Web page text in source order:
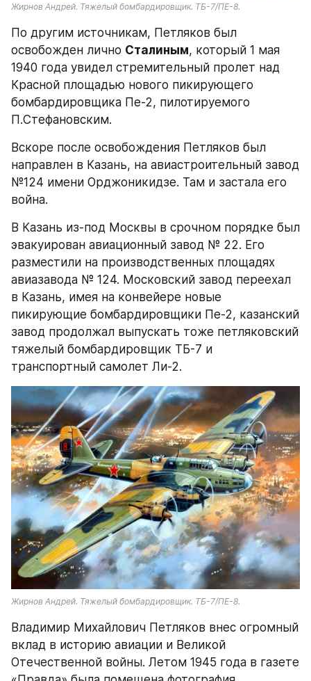
Жирнов Андрей. Тяжелый бомбардировщик. ТБ-7/ПЕ-8.
По другим источникам, Петляков был
освобожден лично Сталиным, который 1 мая
1940 года увидел стремительный пролет над
Красной площадью нового пикирующего
бомбардировщика Пе-2, пилотируемого
П.Стефановским.
Вскоре после освобождения Петляков был
направлен в Казань, на авиастроительный завод
№124 имени Орджоникидзе. Там и застала его
война.
В Казань из-под Москвы в срочном порядке был
эвакуирован авиационный завод № 22. Его
разместили на производственных площадях
авиазавода № 124. Московский завод переехал
в Казань, имея на конвейере новые
пикирующие бомбардировщики Пе-2, казанский
завод продолжал выпускать тоже петляковский
тяжелый бомбардировщик ТБ-7 и
транспортный самолет Ли-2.
Жирнов Андрей. Тяжелый бомбардировщик. ТБ-7/ПЕ-8.
Владимир Михайлович Петляков внес огромный
вклад в историю авиации и Великой
Отечественной войны. Летом 1945 года в газете